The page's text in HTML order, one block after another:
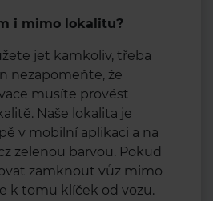
i mimo lokalitu?
jet kamkoliv, třeba
nezapomeňte, že
musíte provést
Naše lokalita je
v mobilní aplikaci a na
zelenou barvou. Pokud
zamknout vůz mimo
k tomu klíček od vozu.